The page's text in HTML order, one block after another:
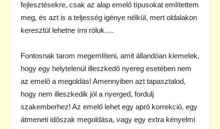
fejlesztésekre, csak az alap emelő típusokat említettem
meg, és azt is a teljesség igénye nélkül, mert oldalakon
keresztül lehetne írni róluk….
Fontosnak tarom megemlíteni, amit állandóan kiemelek,
hogy egy helytelenül illeszkedő nyereg esetében nem
az emelő a megoldás! Amennyiben azt tapasztalod,
hogy nem illeszkedik jól a nyerged, fordulj
szakemberhez! Az emelő lehet egy apró korrekció, egy
átmeneti időszak megoldása, vagy egy extra kényelmi